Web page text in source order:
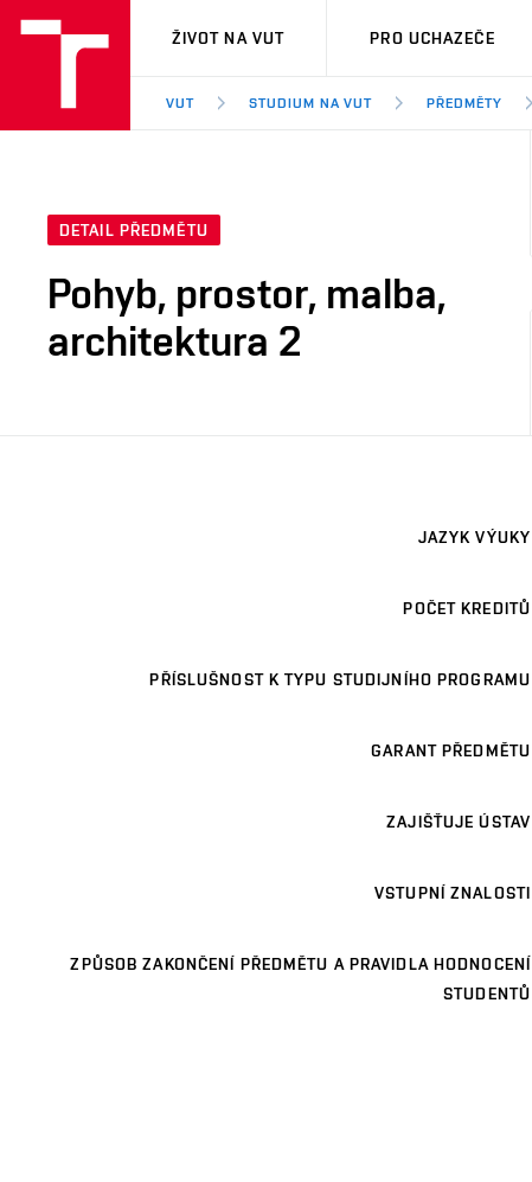
VUT
ŽIVOT NA VUT PRO UCHAZEČE
VUT STUDIUM NA VUT PŘEDMĚTY
DETAIL PŘEDMĚTU
Pohyb, prostor, malba,
architektura 2
JAZYK VÝUKY
POČET KREDITŮ
PŘÍSLUŠNOST K TYPU STUDIJNÍHO PROGRAMU
GARANT PŘEDMĚTU
ZAJIŠŤUJE ÚSTAV
VSTUPNÍ ZNALOSTI
ZPŮSOB ZAKONČENÍ PŘEDMĚTU A PRAVIDLA HODNOCENÍ
STUDENTŮ